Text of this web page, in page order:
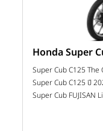
Honda Super
Super Cub C125 ปี
Super Cub FUJISAN